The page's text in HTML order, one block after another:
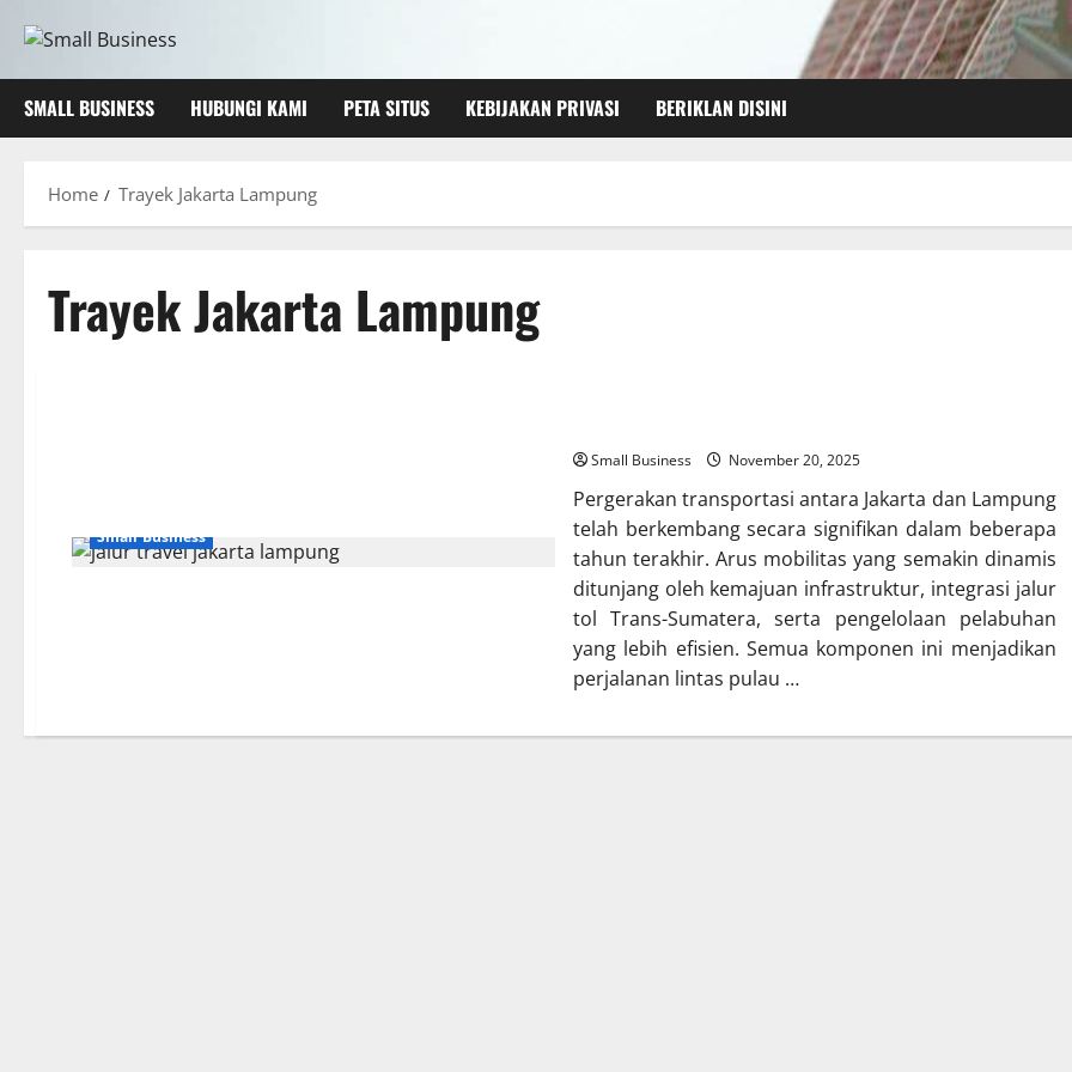
content
SMALL BUSINESS HUBUNGI KAMI PETA SITUS KEBIJAKAN PRIVASI BERIKLAN DISINI
Home Trayek Jakarta Lampung
Trayek Jakarta Lampung
Small Business
Small Business November 20, 2025
Pergerakan transportasi antara Jakarta dan Lampung
telah berkembang secara signifikan dalam beberapa
tahun terakhir. Arus mobilitas yang semakin dinamis
ditunjang oleh kemajuan infrastruktur, integrasi jalur
tol Trans-Sumatera, serta pengelolaan pelabuhan
yang lebih efisien. Semua komponen ini menjadikan
perjalanan lintas pulau …